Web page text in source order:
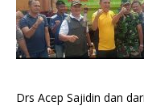
Drs Acep Sajidin dan